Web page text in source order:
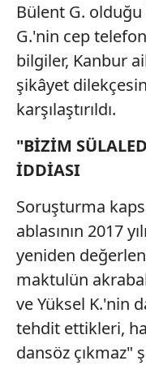
Bülent G.
G.'nin cep
bilgiler, Kanbur
şikâyet
karşılaştırıldı.
"BİZİM
İDDİASI
Soruşturma
ablasının 2017
yeniden
maktulün
ve Yüksel K.'nin
tehdit ettikleri,
dansöz çıkmaz"